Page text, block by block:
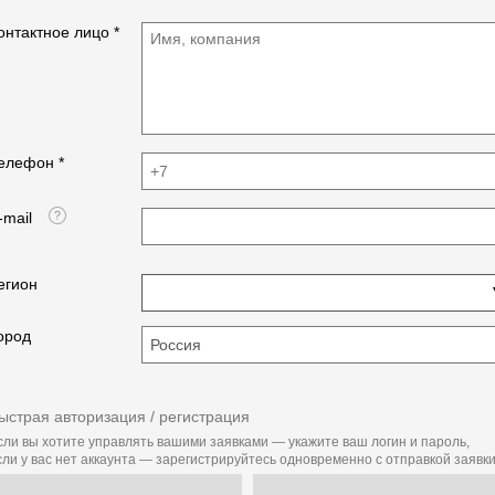
лицо *
*
mail
авторизация / регистрация
вы хотите управлять вашими заявками — укажите ваш логин и пароль,
у вас нет аккаунта — зарегистрируйтесь одновременно с отправкой